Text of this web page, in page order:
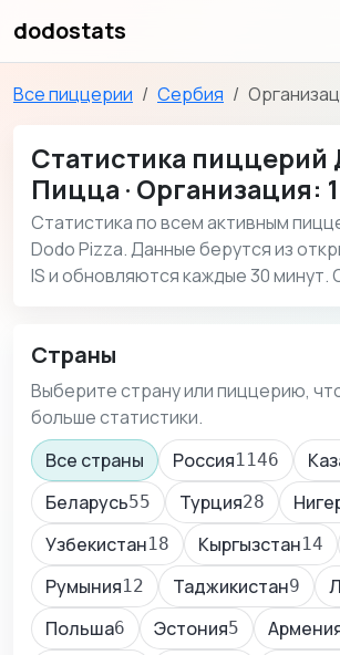
dodostats
Все пиццерии Сербия
Статистика пиццерий
Пицца · Организация: 1
Статистика по всем активным
Dodo Pizza. Данные берутся из
IS и обновляются каждые 30 минут.
Страны
Выберите страну или пиццерию,
больше статистики.
Все страны
Россия1146
Беларусь55 Турция28
Узбекистан18 Кыргызстан14
Румыния12 Таджикистан9
Польша6 Эстония5